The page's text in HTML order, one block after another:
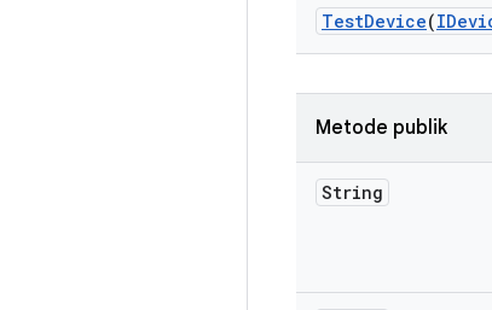
TestDevice(
Metode publik
String